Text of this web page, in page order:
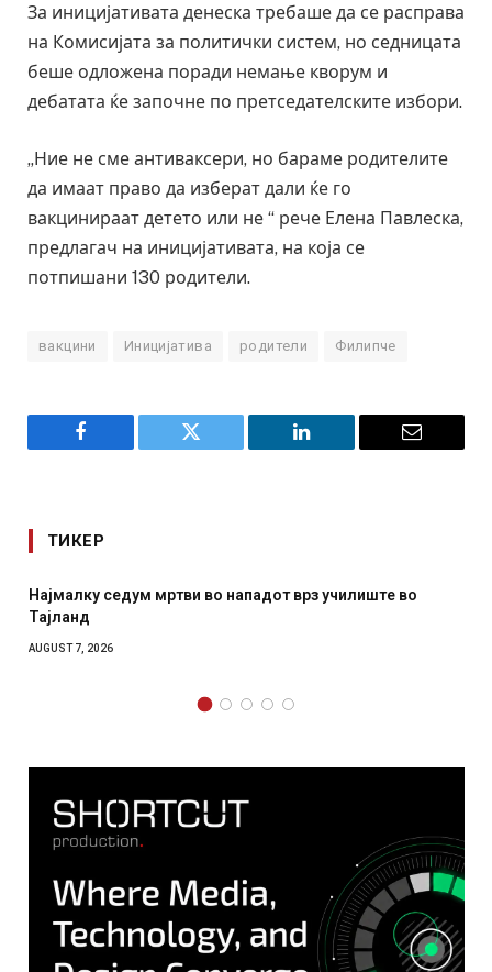
За иницијативата денеска требаше да се расправа
на Комисијата за политички систем, но седницата
беше одложена поради немање кворум и
дебатата ќе започне по претседателските избори.
„Ние не сме антиваксери, но бараме родителите
да имаат право да изберат дали ќе го
вакцинираат детето или не “ рече Елена Павлеска,
предлагач на иницијативата, на која се
потпишани 130 родители.
вакцини Иницијатива родители Филипче
Facebook Twitter LinkedIn Email
ТИКЕР
во нападот врз училиште во
СОЗИС: Украинците